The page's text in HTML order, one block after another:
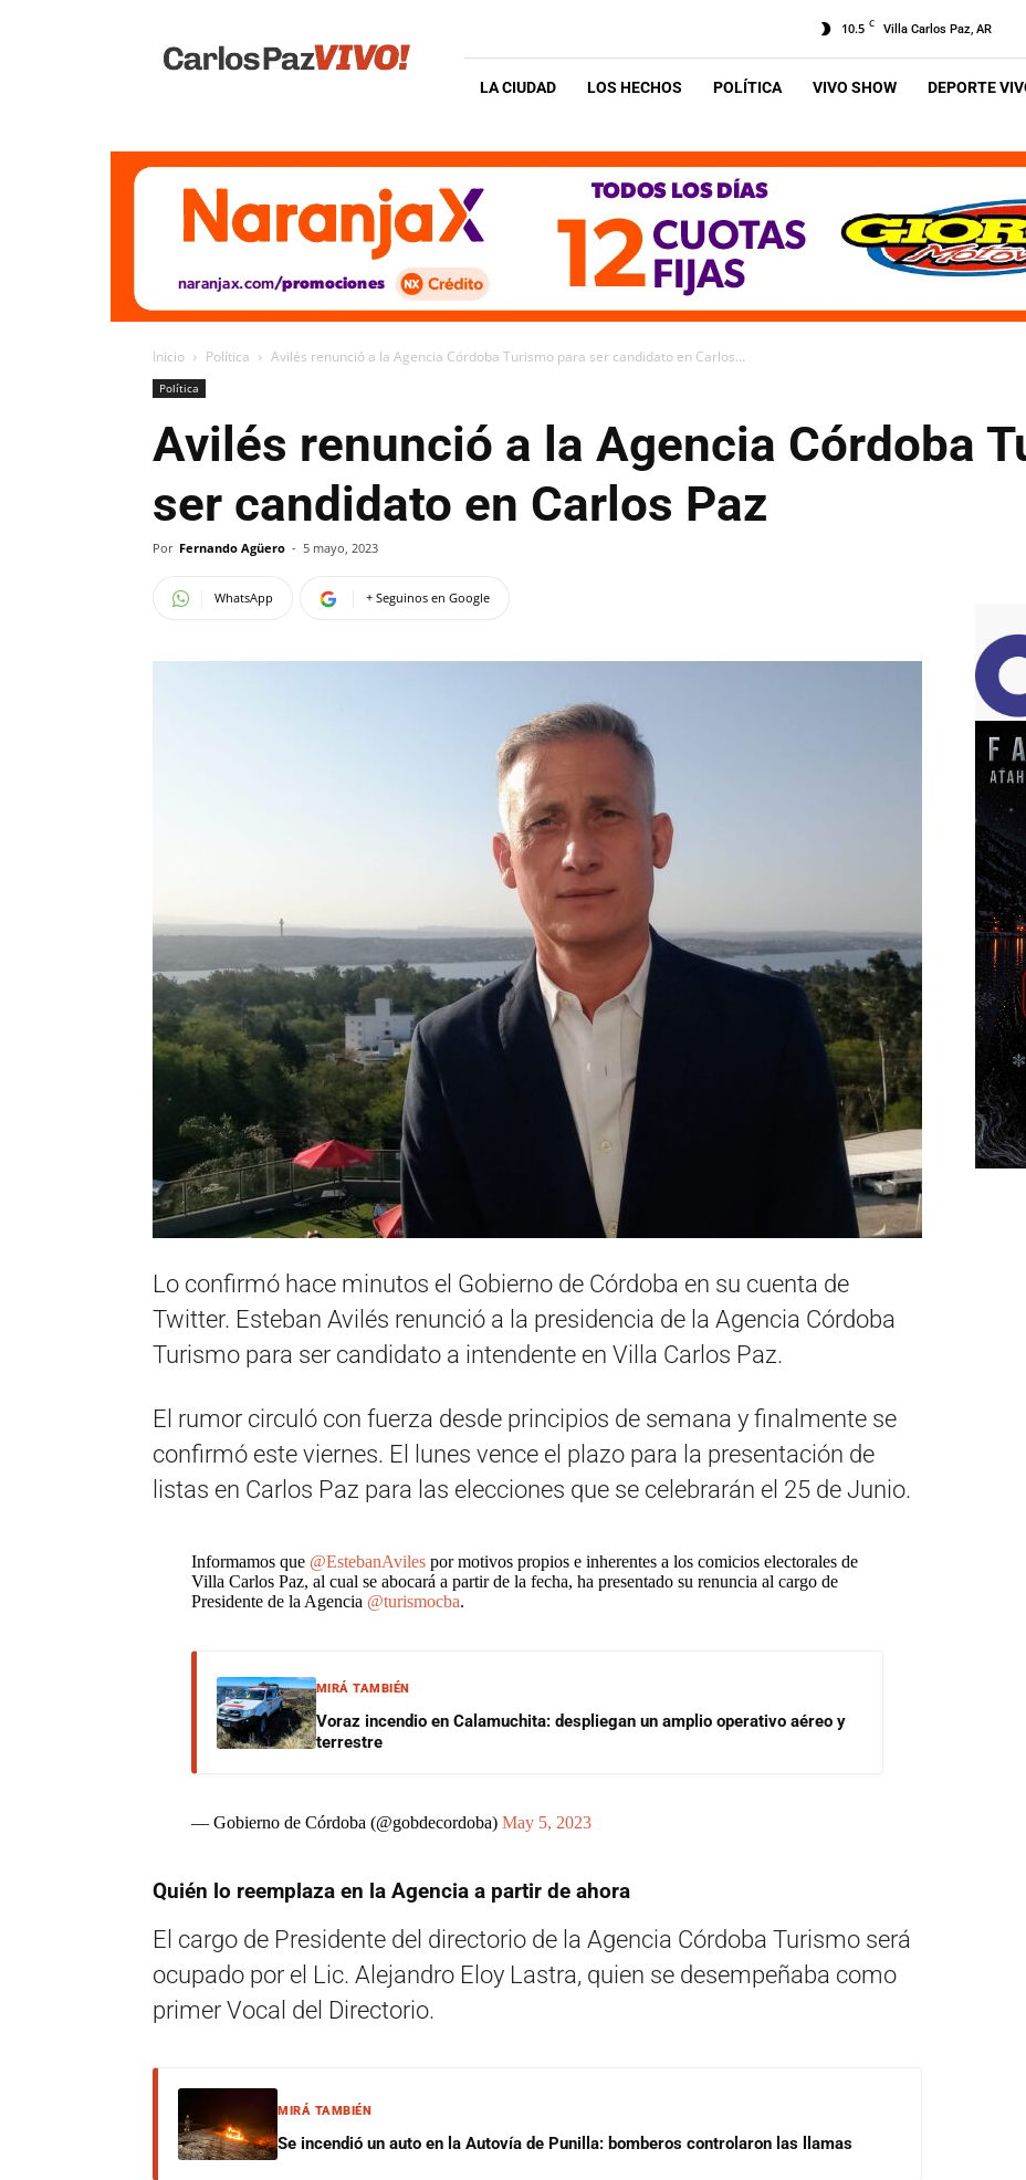
Vivo
10.5 C Villa Carlos Paz, AR
LA CIUDAD LOS HECHOS POLÍTICA VIVO SHOW DEPORTE
Inicio Política Avilés renunció a la Agencia Córdoba Turismo para ser candidato en Carlos...
Política
Avilés renunció a la Agencia Córdoba
ser candidato en Carlos Paz
Por Fernando Agüero - 5 mayo, 2023
WhatsApp + Seguinos en Google
Lo confirmó hace minutos el Gobierno de Córdoba en su cuenta de
Twitter. Esteban Avilés renunció a la presidencia de la Agencia Córdoba
Turismo para ser candidato a intendente en Villa Carlos Paz.
El rumor circuló con fuerza desde principios de semana y finalmente se
confirmó este viernes. El lunes vence el plazo para la presentación de
listas en Carlos Paz para las elecciones que se celebrarán el 25 de Junio.
Informamos que @EstebanAvilespor motivos propios e inherentes a los comicios electorales de
Villa Carlos Paz, al cual se abocará a partir de la fecha, ha presentado su renuncia al cargo de
Presidente de la Agencia @turismocba.
MIRÁ TAMBIÉN
Voraz incendio en Calamuchita: despliegan un amplio operativo aéreo y
terrestre
— Gobierno de Córdoba (@gobdecordoba) May 5, 2023
Quién lo reemplaza en la Agencia a partir de ahora
El cargo de Presidente del directorio de la Agencia Córdoba Turismo será
ocupado por el Lic. Alejandro Eloy Lastra, quien se desempeñaba como
primer Vocal del Directorio.
MIRÁ TAMBIÉN
Se incendió un auto en la Autovía de Punilla: bomberos controlaron las llamas